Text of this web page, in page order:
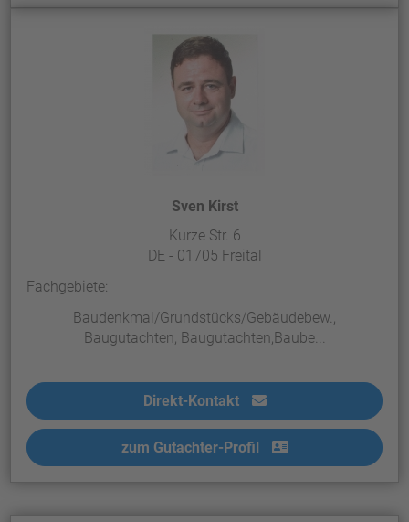
Sven Kirst
Kurze Str. 6
DE - 01705 Freital
Fachgebiete:
Baudenkmal/Grundstücks/Gebäudebew.,
Baugutachten, Baugutachten,Baube...
Direkt-Kontakt
zum Gutachter-Profil